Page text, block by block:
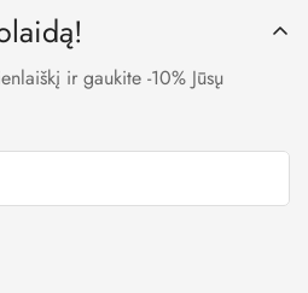
ir gaukite -10% Jūsų